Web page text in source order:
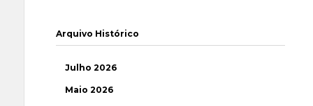
Arquivo Histórico
Julho 2026
Maio 2026